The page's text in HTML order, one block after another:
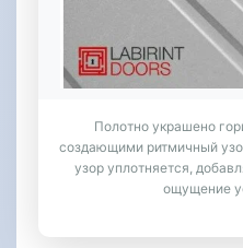
Полотно украшено
создающими ритмичный
узор уплотняется,
ощущение